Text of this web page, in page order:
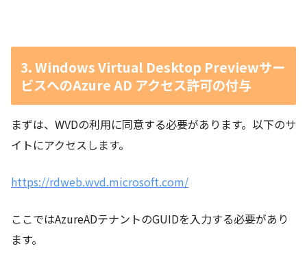
3. Windows Virtual Desktop Previewサー
ビスへのAzure AD アクセス許可の付与
まずは、WVDの利用に同意する必要があります。以下のサ
イトにアクセスします。
https://rdweb.wvd.microsoft.com/
ここではAzureADテナントのGUIDを入力する必要があり
ます。